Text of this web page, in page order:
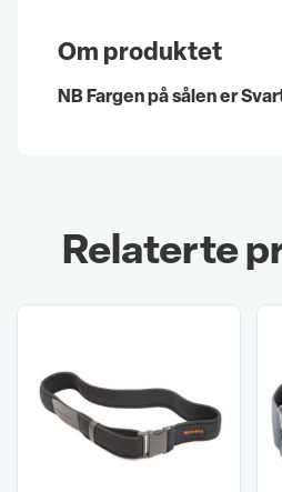
Om produktet
NB Fargen på sålen er
Relaterte